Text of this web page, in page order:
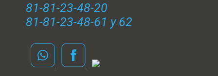
81-81-23-48-20
81-81-23-48-61 y 62